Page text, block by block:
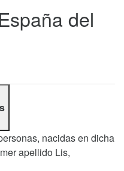
del
nacidas en dicha
apellido Lis,